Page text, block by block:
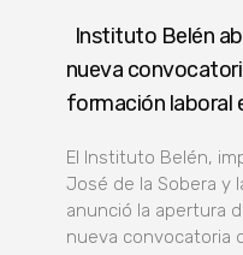
Instituto Belén
nueva
formación laboral
El Instituto Belén,
José de la Sobera y
anunció la apertura
nueva convocatoria